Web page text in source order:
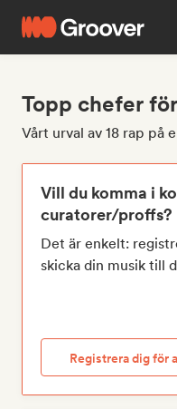
Topp chefer
Vårt urval av 18 rap på
Vill du komma i
curatorer/proffs?
Det är enkelt:
skicka din musik till
Registrera dig för